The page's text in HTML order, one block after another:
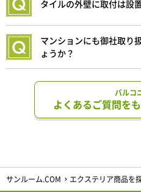
タイルの外壁に取付は設
マンションにも御社取り
ょうか？
バルコ
よくあるご質問を
サンルーム.COM エクステリア商品を